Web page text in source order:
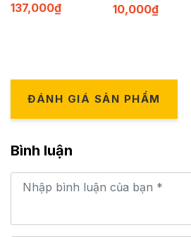
137,000₫ 10,000₫
ĐÁNH GIÁ SẢN PHẨM
Bình luận